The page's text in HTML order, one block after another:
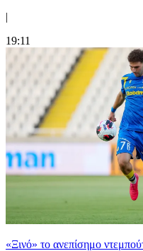
|
19:11
«Ξινό» το ανεπίσημο